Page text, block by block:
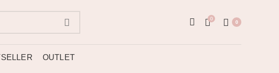
0
0
OUTLET
Versand